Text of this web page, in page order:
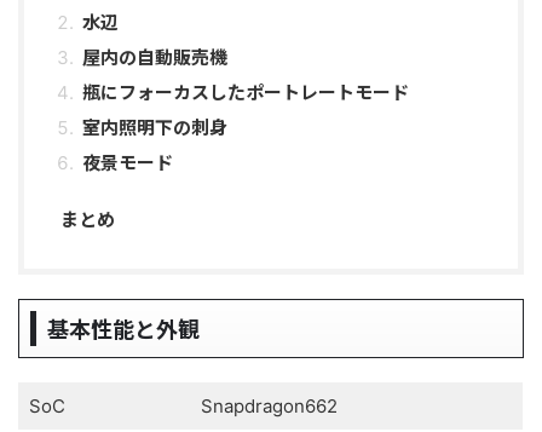
水辺
屋内の自動販売機
瓶にフォーカスしたポートレートモード
室内照明下の刺身
夜景モード
まとめ
基本性能と外観
SoC Snapdragon662